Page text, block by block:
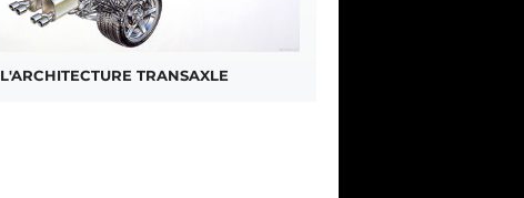
L'ARCHITECTURE TRANSAXLE